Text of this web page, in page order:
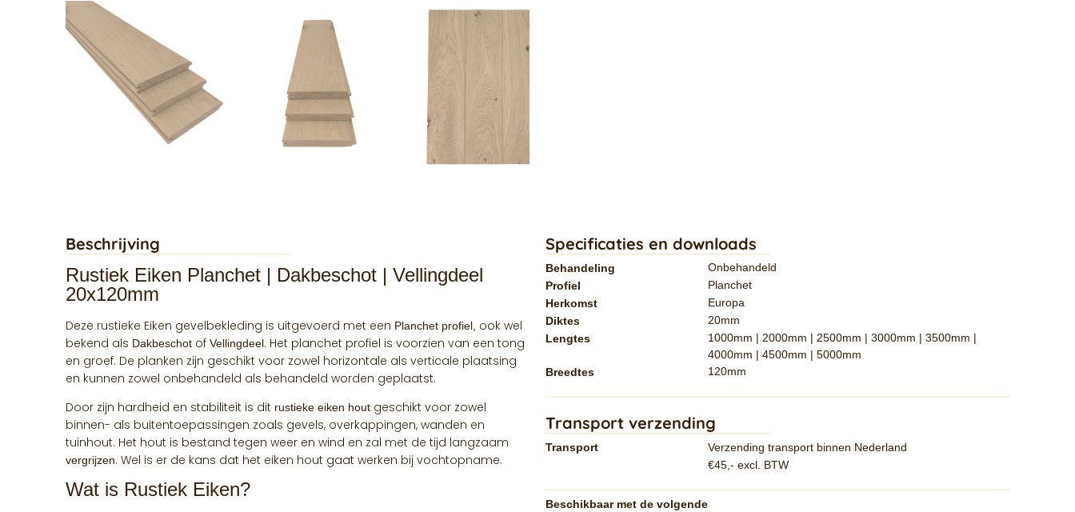
Beschrijving
Rustiek Eiken Planchet | Dakbeschot | Vellingdeel
20x120mm
Deze rustieke Eiken gevelbekleding is uitgevoerd met een Planchet profiel, ook wel
bekend als Dakbeschot of Vellingdeel. Het planchet profiel is voorzien van een tong
en groef. De planken zijn geschikt voor zowel horizontale als verticale plaatsing
en kunnen zowel onbehandeld als behandeld worden geplaatst.
Door zijn hardheid en stabiliteit is dit rustieke eiken hout geschikt voor zowel
binnen- als buitentoepassingen zoals gevels, overkappingen, wanden en
tuinhout. Het hout is bestand tegen weer en wind en zal met de tijd langzaam
vergrijzen. Wel is er de kans dat het eiken hout gaat werken bij vochtopname.
Wat is Rustiek Eiken?
Specificaties en downloads
Behandeling
Onbehandeld
Profiel
Planchet
Herkomst
Europa
Diktes
20mm
Lengtes
1000mm | 2000mm | 2500mm | 3000mm | 3500mm |
4000mm | 4500mm | 5000mm
Breedtes
120mm
Transport verzending
Transport
Verzending transport binnen Nederland
€45,- excl. BTW
Beschikbaar met de volgende